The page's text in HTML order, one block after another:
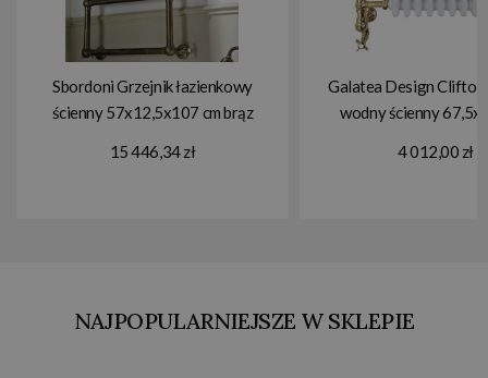
Sbordoni Grzejnik łazienkowy
ścienny 57x12,5x107 cm brąz
15 446,34 zł
Galatea Design Clifton
wodny ścienny
4 012,00 zł
NAJPOPULARNIEJSZE W SKLEPIE